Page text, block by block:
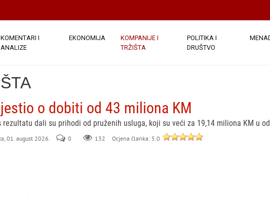
KOMENTARI I
ANALIZE
EKONOMIJA
KOMPANIJE I
TRŽIŠTA
POLITIKA I
DRUŠTVO
o dobiti od 43 miliona KM
rezultatu dali su prihodi od pruženih usluga, koji su veći za 19,14 miliona KM u
01. august 2026. 0 132 Ocjena članka: 5.0